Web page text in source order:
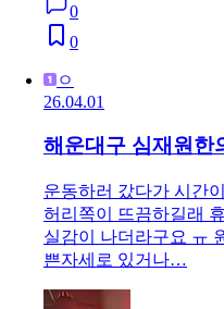
0
0
ㅇ
26.04.01
해운대구 심재원한
운동하러 갔다가 시간
허리쪽이 뜨끔하길래
실감이 나더라구요 ㅠ
쁜자세로 있거나…